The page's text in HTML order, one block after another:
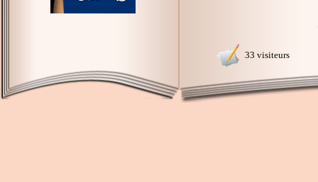
33 visiteurs